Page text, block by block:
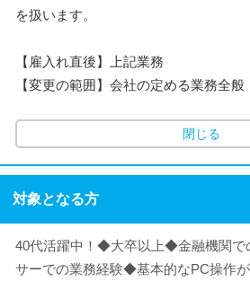
を扱います。
【雇入れ直後】上記業務
【変更の範囲】会社の定める業務全般
閉じる
対象となる方
40代活躍中！◆大卒以上◆金融機関で
サーでの業務経験◆基本的なPC操作が